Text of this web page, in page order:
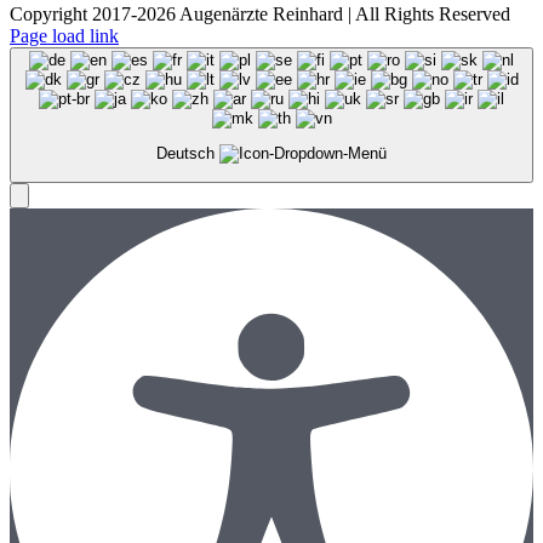
Copyright 2017-2026 Augenärzte Reinhard | All Rights Reserved
Page load link
Deutsch